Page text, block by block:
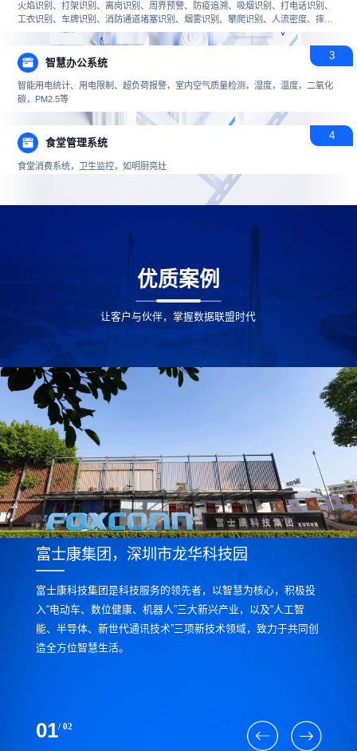
火焰识别、打架识别、离岗识别、周界预警、防疫追溯、吸烟识别、打电话识别、
工衣识别、车牌识别、消防通道堵塞识别、烟雾识别、攀爬识别、人流密度、摔倒
识别，体温监测，）园区相关介绍，重点介绍火焰，当园区发生明火或烟雾，平台
及时预警，当推送无人响应，平台再次识别推送预警时，进行一级警报，电话及短
信推送给后台设置相关管理者。
3
智慧办公系统
智能用电统计、用电限制、超负荷报警，室内空气质量检测，湿度，温度，二氧化
碳，PM2.5等
4
食堂管理系统
食堂消费系统，卫生监控，如明厨亮灶
优质案例
让客户与伙伴，掌握数据联盟时代
富士康集团，深圳市龙华科技园
富士康科技集团是科技服务的领先者，以智慧为核心，积极投
入“电动车、数位健康、机器人”三大新兴产业，以及“人工智
能、半导体、新世代通讯技术”三项新技术领域，致力于共同创
造全方位智慧生活。
01/ 02